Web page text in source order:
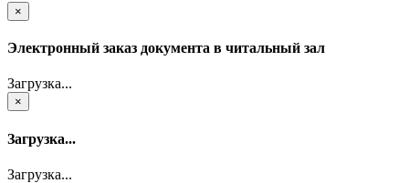
×
Электронный заказ документа в читальный зал
Загрузка...
×
Загрузка...
Загрузка...